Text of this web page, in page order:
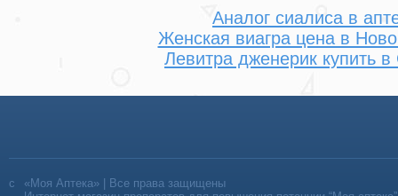
Аналог сиалиса в
Женская виагра цена в
Левитра дженерик купить
«Моя Аптека» | Все права защищены